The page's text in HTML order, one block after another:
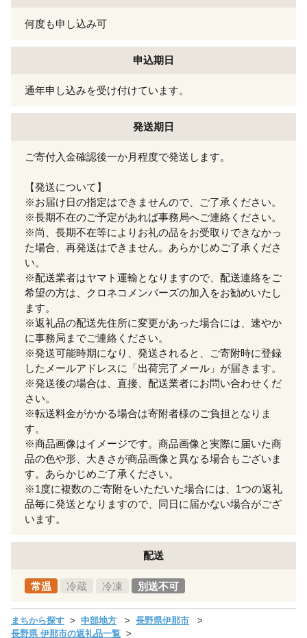
何度も申し込み可
申込期日
通年申し込みを受け付けています。
発送期日
ご寄付入金確認後一か月程度で発送します。
【発送について】
※お届け日の指定はできませんので、ご了承ください。
※長期不在のご予定があれば事務局へご連絡ください。
※尚、長期不在等によりお礼の品をお受取りできなかっ
た場合、再発送はできません。あらかじめご了承くださ
い。
※配送業者はヤマト運輸となりますので、配送連絡をご
希望の方は、クロネコメンバーズの加入をお勧めいたし
ます。
※返礼品の配送先住所に変更があった場合には、速やか
に事務局までご連絡ください。
※発送可能時期になり、発送されると、ご寄附時に登録
したメールアドレスに「出荷完了メール」が届きます。
※発送後の場合は、直接、配送業者にお問い合わせくだ
さい。
※転送料金がかかる場合は寄附者様のご負担となりま
す。
※商品画像はイメージです。商品画像と実際に届いた商
品の色や形、大きさが商品画像と異なる場合もございま
す。あらかじめご了承ください。
※1度に複数のご寄附をいただいた場合には、1つの返礼
品毎に発送となりますので、同日に届かない場合がござ
います。
配送
常温 冷蔵 冷凍 別送不可
まちから探す 中部地方
長野県伊那市
長野県 伊那市の返礼品一覧